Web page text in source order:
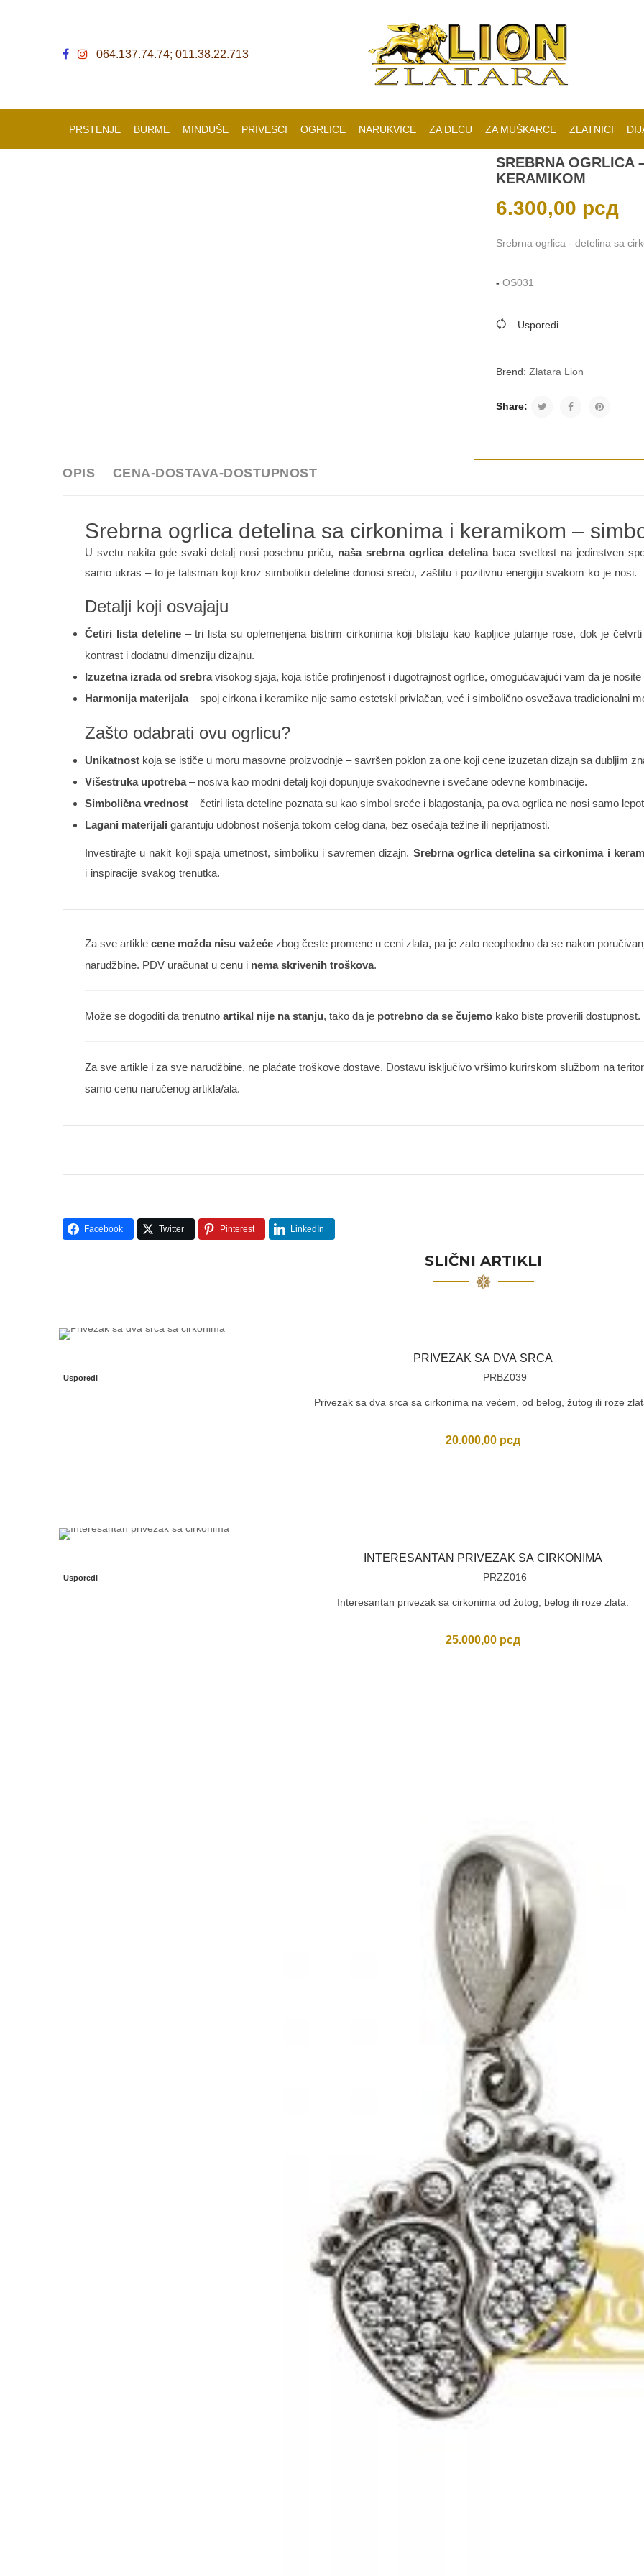
064.137.74.74; 011.38.22.713
PRSTENJE BURME MINĐUŠE PRIVESCI OGRLICE NARUKVICE ZA DECU ZA MUŠKARCE ZLATNICI
SREBRNA OGRLICA
KERAMIKOM
6.300,00 рсд
Srebrna ogrlica - detelina sa
-OS031
Usporedi
Brend:Zlatara Lion
Share:
OPIS CENA-DOSTAVA-DOSTUPNOST
Srebrna ogrlica detelina sa cirkonima i keramikom –
U svetu nakita gde svaki detalj nosi posebnu priču, naša srebrna ogrlica detelinabaca svetlost na jedinstven
samo ukras – to je talisman koji kroz simboliku deteline donosi sreću, zaštitu i pozitivnu energiju svakom ko je nosi.
Detalji koji osvajaju
Četiri lista deteline– tri lista su oplemenjena bistrim cirkonima koji blistaju kao kapljice jutarnje rose, dok je
kontrast i dodatnu dimenziju dizajnu.
Izuzetna izrada od srebravisokog sjaja, koja ističe profinjenost i dugotrajnost ogrlice, omogućavajući vam da je
Harmonija materijala– spoj cirkona i keramike nije samo estetski privlačan, već i simbolično osvežava tradicionalni
Zašto odabrati ovu ogrlicu?
Unikatnost koja se ističe u moru masovne proizvodnje – savršen poklon za one koji cene izuzetan dizajn sa dubljim
Višestruka upotreba– nosiva kao modni detalj koji dopunjuje svakodnevne i svečane odevne kombinacije.
Simbolična vrednost – četiri lista deteline poznata su kao simbol sreće i blagostanja, pa ova ogrlica ne nosi samo
Lagani materijali garantuju udobnost nošenja tokom celog dana, bez osećaja težine ili neprijatnosti.
Investirajte u nakit koji spaja umetnost, simboliku i savremen dizajn. Srebrna ogrlica detelina sa cirkonima i
i inspiracije svakog trenutka.
Za sve artikle cene možda nisu važeće zbog česte promene u ceni zlata, pa je zato neophodno da se nakon
narudžbine. PDV uračunat u cenu i nema skrivenih troškova.
Može se dogoditi da trenutno artikal nije na stanju, tako da je potrebno da se čujemo kako biste proverili dostupnost.
Za sve artikle i za sve narudžbine, ne plaćate troškove dostave. Dostavu isključivo vršimo kurirskom službom na
samo cenu naručenog artikla/ala.
Facebook Twitter Pinterest LinkedIn
SLIČNI ARTIKLI
PRIVEZAK SA DVA SRCA
Usporedi PRBZ039
Privezak sa dva srca sa cirkonima na većem, od belog, žutog ili roze
20.000,00 рсд
INTERESANTAN PRIVEZAK SA CIRKONIMA
Usporedi PRZZ016
Interesantan privezak sa cirkonima od žutog, belog ili roze zlata.
25.000,00 рсд